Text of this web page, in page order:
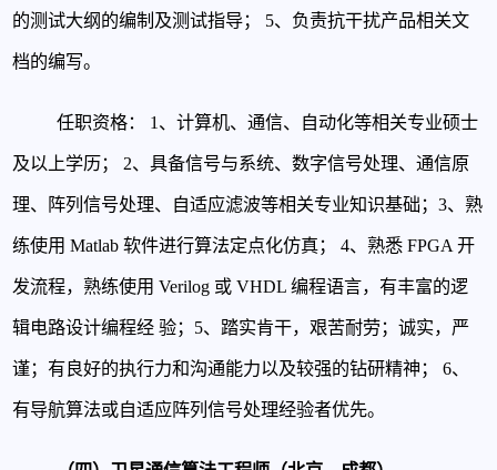
的测试大纲的编制及测试指导； 5、负责抗干扰产品相关文
档的编写。
任职资格： 1、计算机、通信、自动化等相关专业硕士
及以上学历；2、具备信号与系统、数字信号处理、通信原
理、阵列信号处理、自适应滤波等相关专业知识基础；3、熟
练使用 Matlab 软件进行算法定点化仿真；4、熟悉 FPGA 开
发流程，熟练使用 Verilog 或 VHDL 编程语言，有丰富的逻
辑电路设计编程经验； 5、踏实肯干，艰苦耐劳；诚实，严
谨；有良好的执行力和沟通能力以及较强的钻研精神；6、
有导航算法或自适应阵列信号处理经验者优先。